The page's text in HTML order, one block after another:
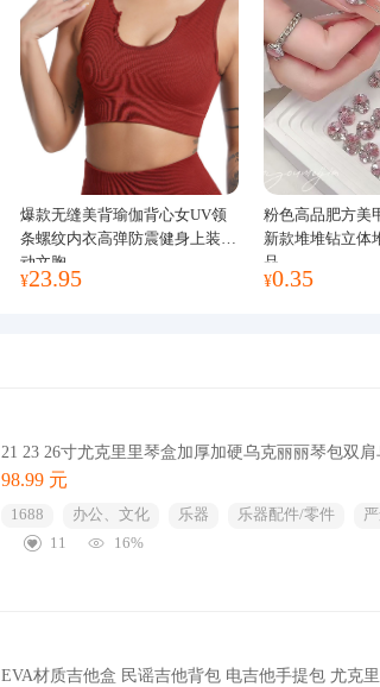
爆款无缝美背瑜伽背心女UV领
条螺纹内衣高弹防震健身上装运
动文胸
¥23.95
粉色高品肥方美
新款堆堆钻立体
品
¥0.35
21 23 26寸尤克里里琴盒加厚加硬乌克丽丽琴包双
98.99 元
1688 办公、文化 乐器 乐器配件/零件
11
16%
EVA材质吉他盒 民谣吉他背包 电吉他手提包 尤克